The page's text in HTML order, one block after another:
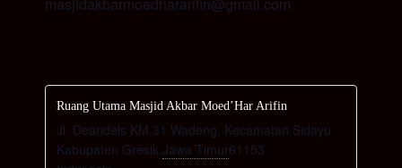
Ruang Utama Masjid Akbar Moed’Har Arifin
Jl. Deandels KM.31 Wadeng, Kecamatan Sidayu
Kabupaten Gresik Jawa Timur61153